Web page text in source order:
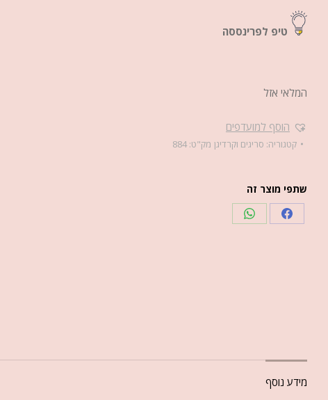
טיפ לפרינססה
המלאי אזל
הוסף למועדפים
קטגוריה: סריגים וקרדיגן מק"ט:884
שתפי מוצר זה
מידע נוסף